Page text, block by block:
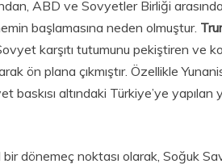
ABD ve Sovyetler Birliği
başlamasına neden olmuştur.
karşıtı tutumunu pekiştiren ve
ön plana çıkmıştır. Özellikle
altındaki Türkiye’ye yapılan
bir dönemeç noktası olarak, Soğuk